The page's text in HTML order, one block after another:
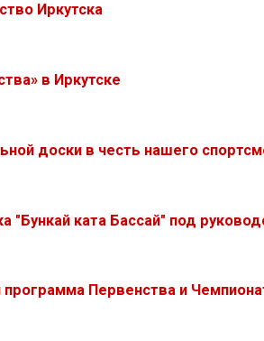
Иркутска
в Иркутске
доски в честь нашего
"Бункай ката Бассай" под
программа Первенства и